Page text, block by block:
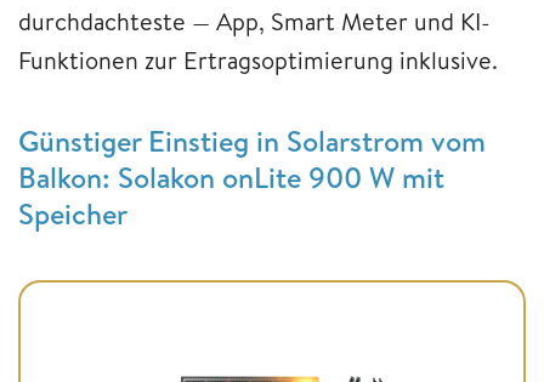
durchdachteste — App, Smart Meter und KI-
Funktionen zur Ertragsoptimierung inklusive.
Günstiger Einstieg in Solarstrom vom
Balkon: Solakon onLite 900 W mit
Speicher